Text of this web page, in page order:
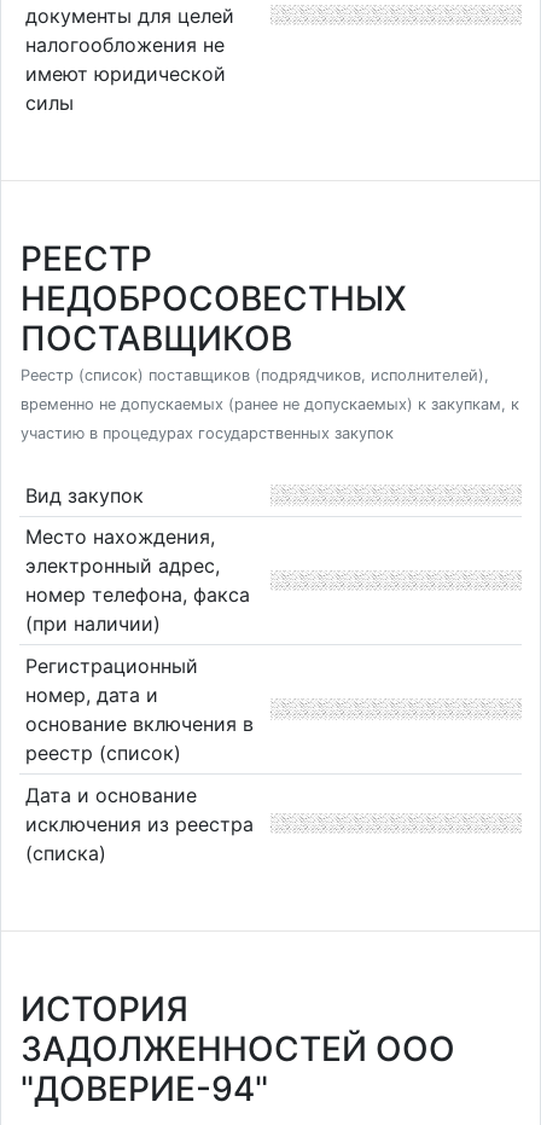
документы для целей
налогообложения не
имеют юридической
силы
РЕЕСТР
НЕДОБРОСОВЕСТНЫХ
ПОСТАВЩИКОВ
Реестр (список) поставщиков (подрядчиков, исполнителей),
временно не допускаемых (ранее не допускаемых) к закупкам, к
участию в процедурах государственных закупок
Вид закупок
Место нахождения,
электронный адрес,
номер телефона, факса
(при наличии)
Регистрационный
номер, дата и
основание включения в
реестр (список)
Дата и основание
исключения из реестра
(списка)
ИСТОРИЯ
ЗАДОЛЖЕННОСТЕЙ ООО
"ДОВЕРИЕ-94"